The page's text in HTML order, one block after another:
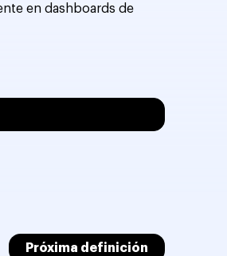
en dashboards de
Próxima definición